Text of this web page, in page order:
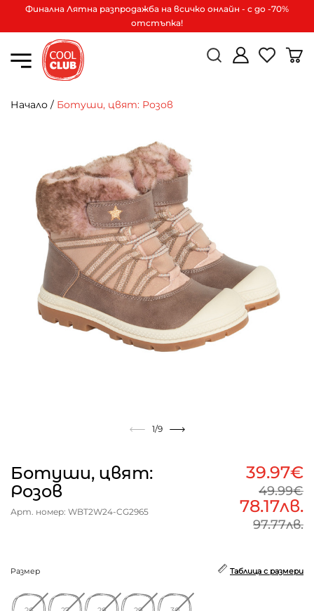
Финална Лятна разпродажба на всичко онлайн - с до -70%
отстъпка!
Начало / Ботуши, цвят: Розов
1/9
Ботуши, цвят:
Розов
Арт. номер: WBT2W24-CG2965
39.97€
49.99€
78.17лв.
97.77лв.
Размер Таблица с размери